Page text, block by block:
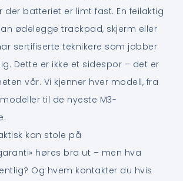
der batteriet er limt fast. En feilaktig
ødelegge trackpad, skjerm eller
sertifiserte teknikere som jobber
Dette er ikke et sidespor – det er
vår. Vi kjenner hver modell, fra
modeller til de nyeste M3-
kan stole på
høres bra ut – men hva
Og hvem kontakter du hvis